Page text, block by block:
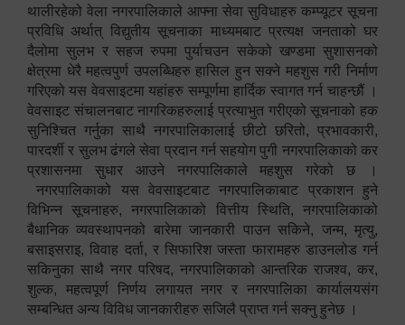
थालीरहेको वेला नगरपालिकाले आफ्ना सेवा सुविधाहरु कम्प्यूटर सूचना
प्रविधि अर्थात् विद्युतीय सूचनाका माध्यमबाट प्रत्यक्ष जनताको घर
दैलोमा सुलभ र सहज रुपमा पुर्याचउन सकेको खण्डमा सुशासनको
क्षेत्रमा धेरै महत्वपुर्ण उपलब्धिहरु हासिल हुन सक्ने महशुस गरी निर्माण
गरिएको यस वेवसाइटमा यहांहरु सम्पूर्णमा हार्दिक स्वागत गर्न चाहन्छौं ।
वेवसाइट संचालनबाट नागरिकहरुलाई प्रत्याभुत गरीएको सूचनाको हक
सुनिश्चित गर्नुका साथै नगरपालिकालाई छीटो छरितो, प्रभावकारी,
पारदर्शी र सुलभ ढंगले सेवा प्रदान गर्न सहयोग पुगी नगरपालिकाको कर
प्रशासनमा सुधार आउने नगरपालिकाले महशुस गरेको छ ।
नगरपालिकाको यस वेवसाइटबाट नगरपालिकाबाट प्रकाशन हुने
विभिन्न सूचनाहरु, नगरपालिकाको वित्तीय स्थिति, नगरपालिकाको
बैधानिक व्यवस्थापनको बारेमा जानकारी पाउन सकिने, जन्म, मृत्यु,
बसाइसराइ, विवाह दर्ता, र सिफारिश जस्ता फारामहरु डाउनलोड गर्न
सकिनुका साथै नगर परिषद, नगरपालिकाको आन्तरिक राजश्व, कर,
शुल्क, महत्वपूर्ण निर्णय लगायत नगर र नगरपालिका कार्यालयसंग
सम्बन्धित अन्य विविध जानकारीहरु सजिलै प्राप्त गर्न सक्नु हुनेछ ।